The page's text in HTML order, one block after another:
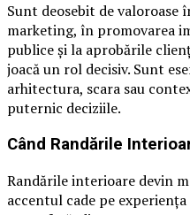
Sunt deosebit de valoroase
marketing, în promovarea
publice și la aprobările
joacă un rol decisiv. Sunt
arhitectura, scara sau
puternic deciziile.
Când Randările
Randările interioare devin
accentul cade pe